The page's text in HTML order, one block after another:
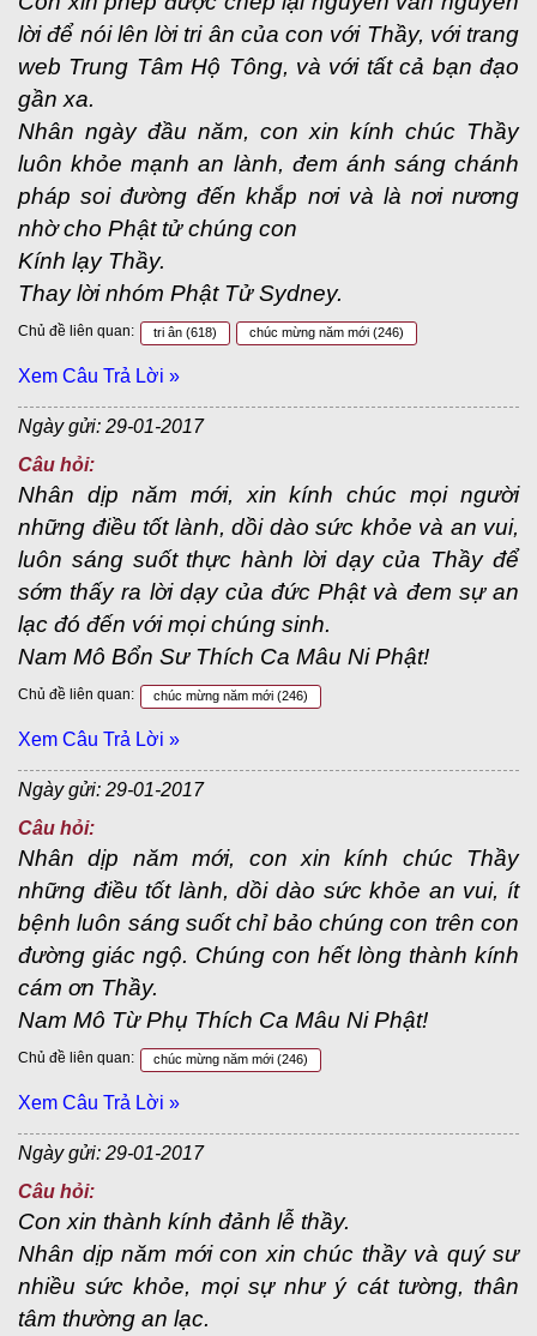
lời để nói lên lời tri ân của con với Thầy, với trang
web Trung Tâm Hộ Tông, và với tất cả bạn đạo
gần xa.
Nhân ngày đầu năm, con xin kính chúc Thầy
luôn khỏe mạnh an lành, đem ánh sáng chánh
pháp soi đường đến khắp nơi và là nơi nương
nhờ cho Phật tử chúng con
Kính lạy Thầy.
Thay lời nhóm Phật Tử Sydney.
Chủ đề liên quan: tri ân (618) chúc mừng năm mới (246)
Xem Câu Trả Lời »
Ngày gửi: 29-01-2017
Câu hỏi:
Nhân dịp năm mới, xin kính chúc mọi người
những điều tốt lành, dồi dào sức khỏe và an vui,
luôn sáng suốt thực hành lời dạy của Thầy để
sớm thấy ra lời dạy của đức Phật và đem sự an
lạc đó đến với mọi chúng sinh.
Nam Mô Bổn Sư Thích Ca Mâu Ni Phật!
Chủ đề liên quan: chúc mừng năm mới (246)
Xem Câu Trả Lời »
Ngày gửi: 29-01-2017
Câu hỏi:
Nhân dịp năm mới, con xin kính chúc Thầy
những điều tốt lành, dồi dào sức khỏe an vui, ít
bệnh luôn sáng suốt chỉ bảo chúng con trên con
đường giác ngộ. Chúng con hết lòng thành kính
cám ơn Thầy.
Nam Mô Từ Phụ Thích Ca Mâu Ni Phật!
Chủ đề liên quan: chúc mừng năm mới (246)
Xem Câu Trả Lời »
Ngày gửi: 29-01-2017
Câu hỏi:
Con xin thành kính đảnh lễ thầy.
Nhân dịp năm mới con xin chúc thầy và quý sư
nhiều sức khỏe, mọi sự như ý cát tường, thân
tâm thường an lạc.